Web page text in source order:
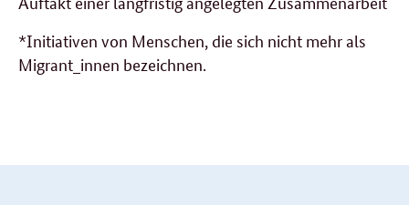
*Initiativen von Menschen, die sich nicht mehr als
Migrant_innen bezeichnen.